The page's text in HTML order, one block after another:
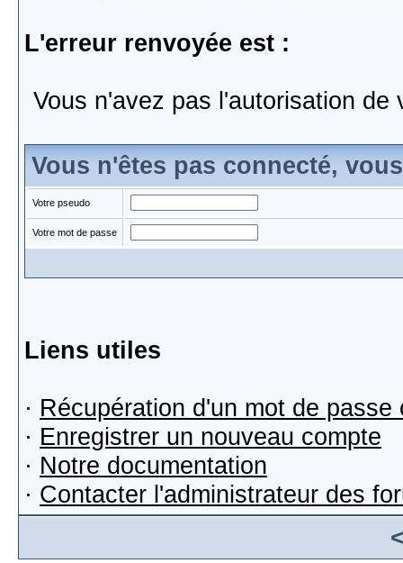
L'erreur renvoyée est :
Vous n'avez pas l'autorisation de
Vous n'êtes pas connecté,
Votre pseudo
Votre mot de passe
Liens utiles
· Récupération d'un mot de passe
· Enregistrer un nouveau compte
· Notre documentation
· Contacter l'administrateur des